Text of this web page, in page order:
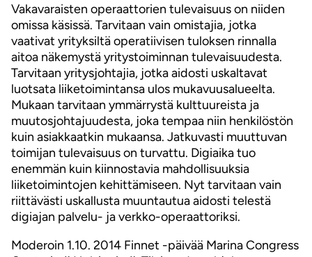
Vakavaraisten operaattorien tulevaisuus on niiden
omissa käsissä. Tarvitaan vain omistajia, jotka
vaativat yrityksiltä operatiivisen tuloksen rinnalla
aitoa näkemystä yritystoiminnan tulevaisuudesta.
Tarvitaan yritysjohtajia, jotka aidosti uskaltavat
luotsata liiketoimintansa ulos mukavuusalueelta.
Mukaan tarvitaan ymmärrystä kulttuureista ja
muutosjohtajuudesta, joka tempaa niin henkilöstön
kuin asiakkaatkin mukaansa. Jatkuvasti muuttuvan
toimijan tulevaisuus on turvattu. Digiaika tuo
enemmän kuin kiinnostavia mahdollisuuksia
liiketoimintojen kehittämiseen. Nyt tarvitaan vain
riittävästi uskallusta muuntautua aidosti telestä
digiajan palvelu- ja verkko-operaattoriksi.
Moderoin 1.10. 2014 Finnet -päivää Marina Congress